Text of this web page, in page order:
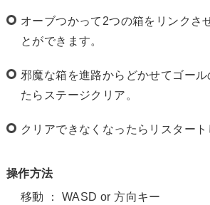
オーブつかって2つの箱をリンクさ
とができます。
邪魔な箱を進路からどかせてゴー
たらステージクリア。
クリアできなくなったらリスタート
操作方法
移動 ： WASD or 方向キー